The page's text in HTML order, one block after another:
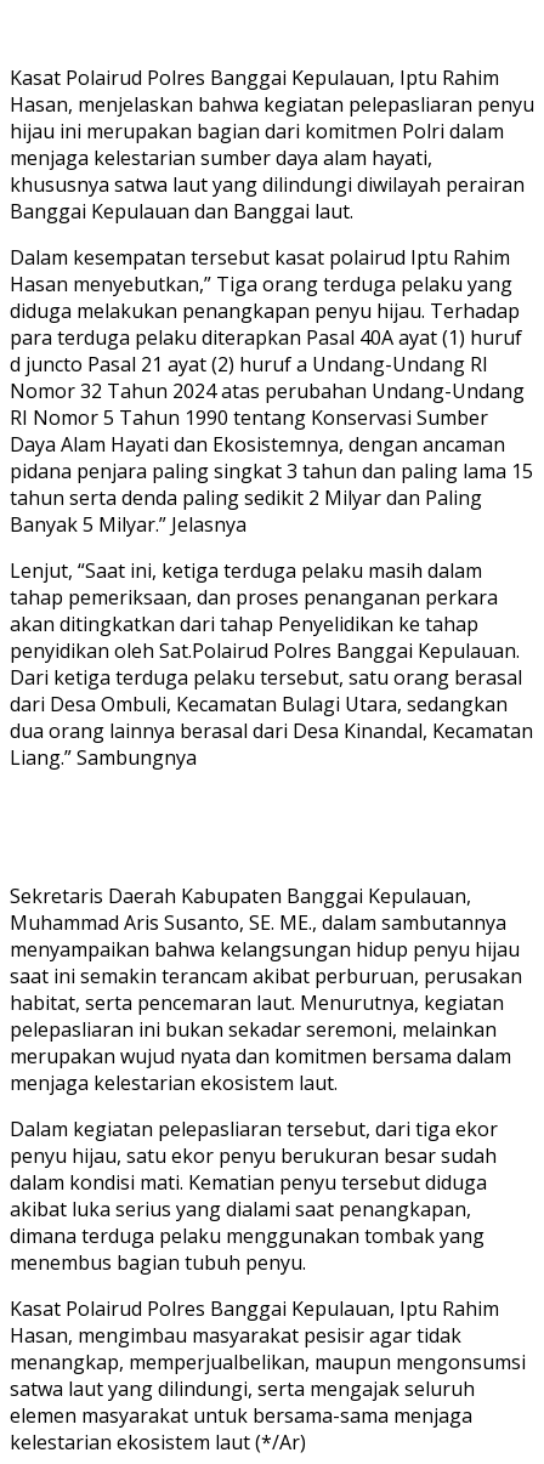
Kasat Polairud Polres Banggai Kepulauan, Iptu Rahim
Hasan, menjelaskan bahwa kegiatan pelepasliaran penyu
hijau ini merupakan bagian dari komitmen Polri dalam
menjaga kelestarian sumber daya alam hayati,
khususnya satwa laut yang dilindungi diwilayah perairan
Banggai Kepulauan dan Banggai laut.
Dalam kesempatan tersebut kasat polairud Iptu Rahim
Hasan menyebutkan,” Tiga orang terduga pelaku yang
diduga melakukan penangkapan penyu hijau. Terhadap
para terduga pelaku diterapkan Pasal 40A ayat (1) huruf
d juncto Pasal 21 ayat (2) huruf a Undang-Undang RI
Nomor 32 Tahun 2024 atas perubahan Undang-Undang
RI Nomor 5 Tahun 1990 tentang Konservasi Sumber
Daya Alam Hayati dan Ekosistemnya, dengan ancaman
pidana penjara paling singkat 3 tahun dan paling lama 15
tahun serta denda paling sedikit 2 Milyar dan Paling
Banyak 5 Milyar.” Jelasnya
Lenjut, “Saat ini, ketiga terduga pelaku masih dalam
tahap pemeriksaan, dan proses penanganan perkara
akan ditingkatkan dari tahap Penyelidikan ke tahap
penyidikan oleh Sat.Polairud Polres Banggai Kepulauan.
Dari ketiga terduga pelaku tersebut, satu orang berasal
dari Desa Ombuli, Kecamatan Bulagi Utara, sedangkan
dua orang lainnya berasal dari Desa Kinandal, Kecamatan
Liang.” Sambungnya
Sekretaris Daerah Kabupaten Banggai Kepulauan,
Muhammad Aris Susanto, SE. ME., dalam sambutannya
menyampaikan bahwa kelangsungan hidup penyu hijau
saat ini semakin terancam akibat perburuan, perusakan
habitat, serta pencemaran laut. Menurutnya, kegiatan
pelepasliaran ini bukan sekadar seremoni, melainkan
merupakan wujud nyata dan komitmen bersama dalam
menjaga kelestarian ekosistem laut.
Dalam kegiatan pelepasliaran tersebut, dari tiga ekor
penyu hijau, satu ekor penyu berukuran besar sudah
dalam kondisi mati. Kematian penyu tersebut diduga
akibat luka serius yang dialami saat penangkapan,
dimana terduga pelaku menggunakan tombak yang
menembus bagian tubuh penyu.
Kasat Polairud Polres Banggai Kepulauan, Iptu Rahim
Hasan, mengimbau masyarakat pesisir agar tidak
menangkap, memperjualbelikan, maupun mengonsumsi
satwa laut yang dilindungi, serta mengajak seluruh
elemen masyarakat untuk bersama-sama menjaga
kelestarian ekosistem laut (*/Ar)